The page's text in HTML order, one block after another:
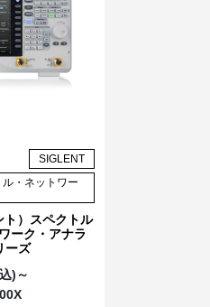
SIGLENT
・ネットワー
ト）スペクトル
ーク・アナラ
ーズ
)～